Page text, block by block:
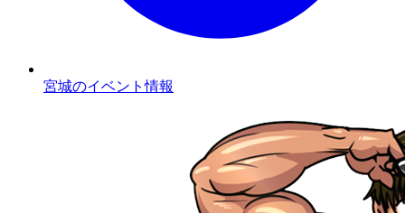
宮城のイベント情報